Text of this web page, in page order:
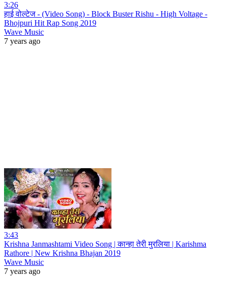
3:26
हाई वोल्टेज - (Video Song) - Block Buster Rishu - High Voltage -
Bhojpuri Hit Rap Song 2019
Wave Music
7 years ago
3:43
Krishna Janmashtami Video Song | कान्हा तेरी मुरलिया | Karishma
Rathore | New Krishna Bhajan 2019
Wave Music
7 years ago